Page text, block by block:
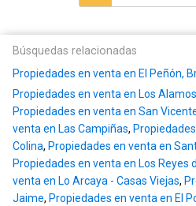
Búsquedas relacionadas
Propiedades en venta en El Peñón,
Propiedades en venta en Los
Propiedades en venta en San
venta en Las Campiñas,
Colina, Propiedades en venta en
Propiedades en venta en Los Reyes
venta en Lo Arcaya - Casas Viejas,
Jaime, Propiedades en venta en El